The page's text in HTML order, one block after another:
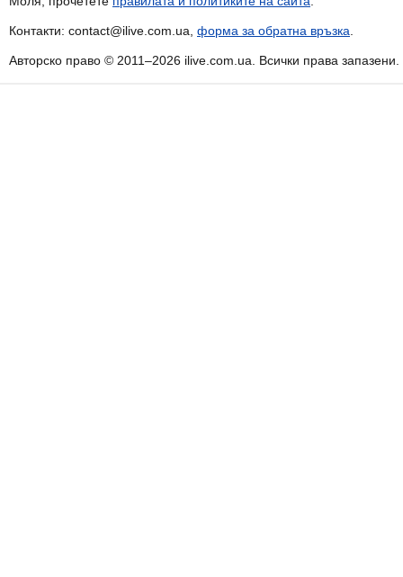
Контакти: contact@ilive.com.ua, форма за обратна връзка
Авторско право © 2011–2026 ilive.com.ua. Всички права запазени.